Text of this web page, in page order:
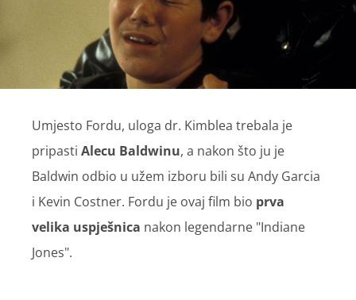
Umjesto Fordu, uloga dr. Kimblea trebala je
pripasti Alecu Baldwinu, a nakon što ju je
Baldwin odbio u užem izboru bili su Andy Garcia
i Kevin Costner. Fordu je ovaj film bio prva
velika uspješnica nakon legendarne "Indiane
Jones".